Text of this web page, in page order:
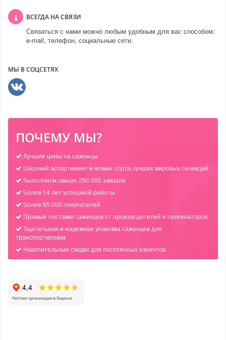
ВСЕГДА НА СВЯЗИ
Связаться с нами можно любым удобным для вас способом:
e-mail, телефон, социальные сети.
МЫ В СОЦСЕТЯХ
ПОЧЕМУ МЫ?
Лучшие цены на саженцы
Широкий ассортимент и новые сорта лучших мировых селекций
Выполнили свыше 250 000 заказов
Более 14 лет успешной работы
Более 65 000 покупателей
Прямые поставки саженцев от производителей и оригинаторов
Тщательная и надежная упаковка саженцев для
транспортировки
Накопительные скидки для постоянных клиентов